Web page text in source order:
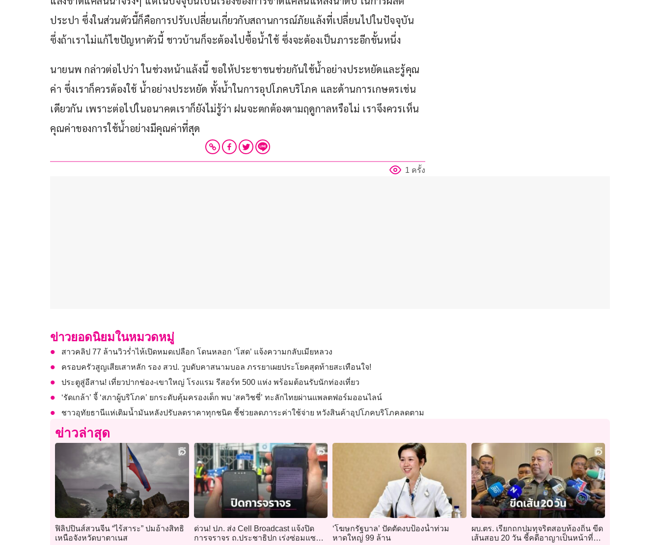
ประปา ซึ่งในส่วนตัวนี้ก็คือการปรับเปลี่ยนเกี่ยวกับสถานการณ์ภัยแล้งที่เปลี่ยนไปในปัจจุบัน
ซึ่งถ้าเราไม่แก้ไขปัญหาตัวนี้ ชาวบ้านก็จะต้องไปซื้อน้ำใช้ ซึ่งจะต้องเป็นภาระอีกขั้นหนึ่ง
นายนพ กล่าวต่อไปว่า ในช่วงหน้าแล้งนี้ ขอให้ประชาชนช่วยกันใช้น้ำอย่างประหยัดและรู้คุณ
ค่า ซึ่งเราก็ควรต้องใช้ น้ำอย่างประหยัด ทั้งน้ำในการอุปโภคบริโภค และด้านการเกษตรเช่น
เดียวกัน เพราะต่อไปในอนาคตเราก็ยังไม่รู้ว่า ฝนจะตกต้องตามฤดูกาลหรือไม่ เราจึงควรเห็น
คุณค่าของการใช้น้ำอย่างมีคุณค่าที่สุด
1 ครั้ง
ข่าวยอดนิยมในหมวดหมู่
สาวคลิป 77 ล้านวิวร่ำไห้เปิดหมดเปลือก โดนหลอก ‘โสด’ แจ้งความกลับเมียหลวง
ครอบครัวสูญเสียเสาหลัก รอง สวป. วูบดับคาสนามบอล ภรรยาเผยประโยคสุดท้ายสะเทือนใจ!
ประตูสู่อีสาน! เที่ยวปากช่อง-เขาใหญ่ โรงแรม รีสอร์ท 500 แห่ง พร้อมต้อนรับนักท่องเที่ยว
‘รัดเกล้า’ จี้ ‘สภาผู้บริโภค’ ยกระดับคุ้มครองเด็ก พบ ‘สควิชชี่’ ทะลักไทยผ่านแพลตฟอร์มออนไลน์
ชาวอุทัยธานีแห่เติมน้ำมันหลังปรับลดราคาทุกชนิด ชี้ช่วยลดภาระค่าใช้จ่าย หวังสินค้าอุปโภคบริโภคลดตาม
ข่าวล่าสุด
ฟิลิปปินส์สวนจีน “ไร้สาระ” ปมอ้างสิทธิ
เหนือจังหวัดบาตาเนส
ด่วน! ปภ. ส่ง Cell Broadcast แจ้งปิด
การจราจร ถ.ประชาธิปก เร่งซ่อมแซม
‘โฆษกรัฐบาล’ ปัดตัดงบป้องน้ำท่วม
หาดใหญ่ 99 ล้าน
ผบ.ตร. เรียกถกปมทุจริตสอบท้องถิ่น ขีด
เส้นสอบ 20 วัน ชี้คดีอาญาเป็นหน้าที่